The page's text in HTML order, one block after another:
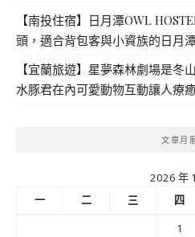
【南投住宿】日月潭OWL
頭，適合背包客與小資族的日月
【宜蘭旅遊】星夢森林劇場是冬
水豚君在內可愛動物互動讓人療
文章月
2026 年
一
二 三 四
1